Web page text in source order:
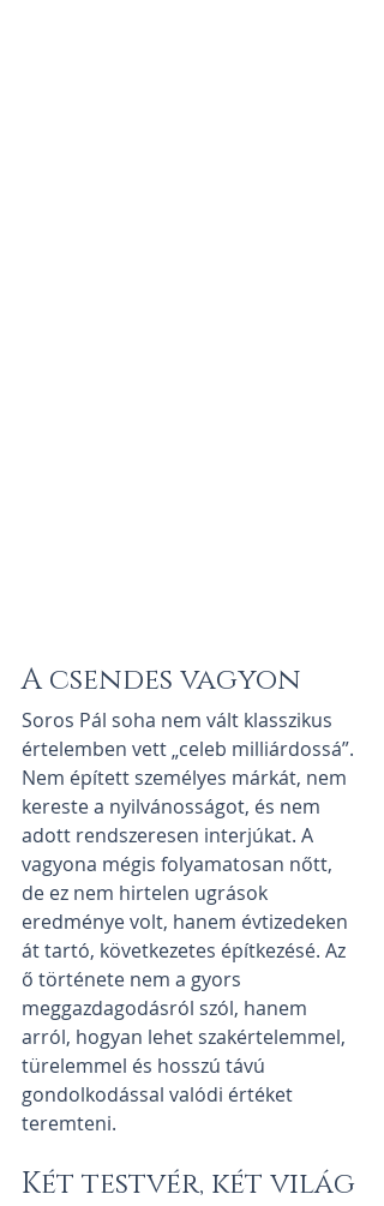
A csendes vagyon
Soros Pál soha nem vált klasszikus
értelemben vett „celeb milliárdossá”.
Nem épített személyes márkát, nem
kereste a nyilvánosságot, és nem
adott rendszeresen interjúkat. A
vagyona mégis folyamatosan nőtt,
de ez nem hirtelen ugrások
eredménye volt, hanem évtizedeken
át tartó, következetes építkezésé. Az
ő története nem a gyors
meggazdagodásról szól, hanem
arról, hogyan lehet szakértelemmel,
türelemmel és hosszú távú
gondolkodással valódi értéket
teremteni.
Két testvér, két világ